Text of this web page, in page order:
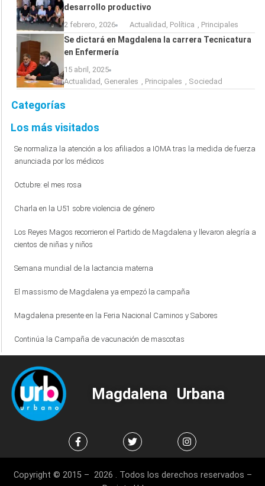
desarrollo productivo
2 febrero, 2026 Actualidad , Política , Principales
Se dictará en Magdalena la carrera Tecnicatura
en Enfermería
15 abril, 2025
Actualidad , Generales , Principales , Sociedad
Categorías
Los más visitados
Se normaliza la atención a los afiliados a IOMA tras la medida de fuerza
anunciada por los médicos
Octubre: el mes rosa
Charla en la U51 sobre violencia de género
Los Reyes Magos recorrieron el Partido de Magdalena y llevaron alegría a
cientos de niñas y niños
Semana mundial de la lactancia materna
El massismo de Magdalena ya empezó la campaña
Magdalena presente en la Feria Nacional Caminos y Sabores
Continúa la Campaña de vacunación de mascotas
Magdalena Urbana
Copyright © 2015 – 2026 . Todos los derechos reservados –